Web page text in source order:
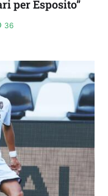
per Esposito”
36